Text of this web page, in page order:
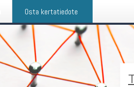
Osta kertatiedote